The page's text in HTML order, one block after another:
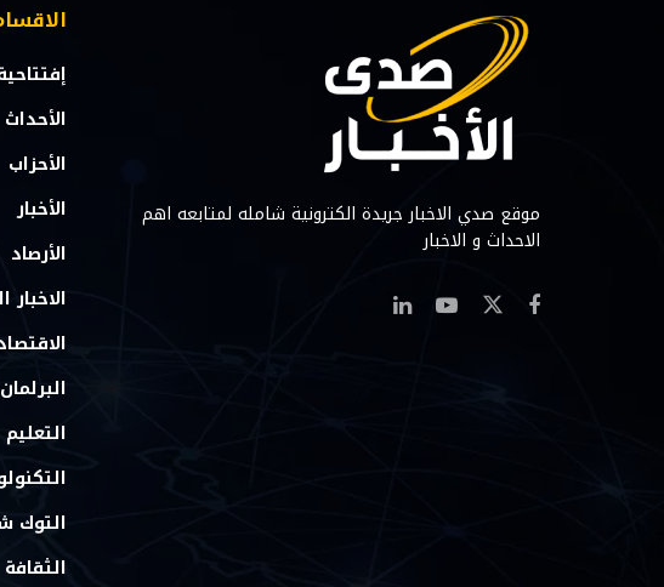
موقع صدي الاخبار جريدة الكترونية شامله لمتابعه اهم
الاحداث و الاخبار
الأحداث
الأحزاب
الأخبار
الأرصاد
البرلمان
التعليم
التوك
الثقافة